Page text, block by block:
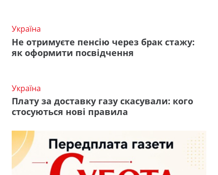
Україна
Не отримуєте пенсію через брак стажу:
як оформити посвідчення
Україна
Плату за доставку газу скасували: кого
стосуються нові правила